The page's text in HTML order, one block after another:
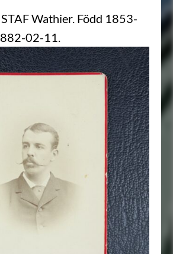
Wathier. Född 1853-
02-11.